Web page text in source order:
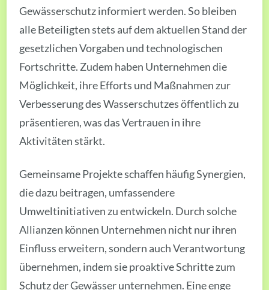
Gewässerschutz informiert werden. So bleiben
alle Beteiligten stets auf dem aktuellen Stand der
gesetzlichen Vorgaben und technologischen
Fortschritte. Zudem haben Unternehmen die
Möglichkeit, ihre Efforts und Maßnahmen zur
Verbesserung des Wasserschutzes öffentlich zu
präsentieren, was das Vertrauen in ihre
Aktivitäten stärkt.
Gemeinsame Projekte schaffen häufig Synergien,
die dazu beitragen, umfassendere
Umweltinitiativen zu entwickeln. Durch solche
Allianzen können Unternehmen nicht nur ihren
Einfluss erweitern, sondern auch Verantwortung
übernehmen, indem sie proaktive Schritte zum
Schutz der Gewässer unternehmen. Eine enge